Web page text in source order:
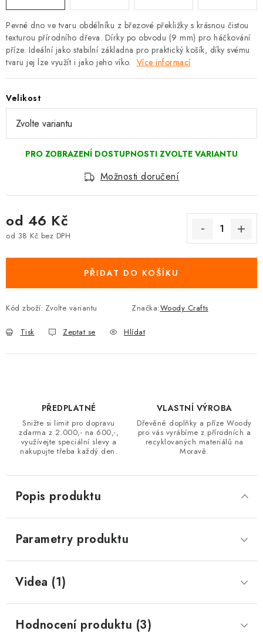
Pevné dno ve tvaru obdélníku z březové překližky s krásnou čistou
texturou přírodního dřeva. Dírky po obvodu (9 mm) pro háčkování
příze. Ideální jako stabilní základna pro praktický košík, díky svému
tvaru jej lze využít i jako jeho víko. Více informací
Velikost
Možnosti doručení
od 46 Kč
od 38 Kč bez DPH
PŘIDAT DO KOŠÍKU
Kód zboží: Zvolte variantu Značka:Woody Crafts
Tisk Zeptat se Hlídat
PŘEDPLATNÉ
Snižte si limit pro dopravu
zdarma z 2.000,- na 600,-,
využívejte speciální slevy a
nakupujte třeba každý den.
VLASTNÍ VÝROBA
Dřevěné doplňky a příze Woody
pro vás vyrábíme z přírodních a
recyklovaných materiálů na
Moravě.
Popis produktu
Parametry produktu
Videa (1)
Hodnocení produktu (3)